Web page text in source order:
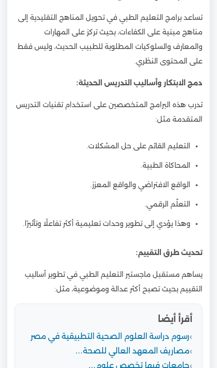
تساعد برامج التعليم الطبي في تحويل المناهج التقليدية إلى
مناهج مبنية على الكفاءات، بحيث تركز على المهارات
والمعارف والسلوكيات المطلوبة للطبيب الحديث، وليس فقط
على المحتوى النظري.
دمج الابتكار وأساليب التدريس الحديثة:
تدرب هذه البرامج المتخصصين على استخدام تقنيات التدريس
المتقدمة مثل:
التعليم القائم على حل المشكلات.
المحاكاة الطبية.
الواقع الافتراضي والواقع المعزز.
التعلّم الرقمي.
وهذا يؤدي إلى تطوير وحدات تعليمية أكثر تفاعلًا وتأثيرًا.
تحديث طرق التقييم:
يساهم مستقبل ماجستير التعليم الطبي في تطوير أساليب
التقييم بحيث تصبح أكثر عدالة وموضوعية، مثل:
أقرأ أيضا
رسوم دراسة العلوم الصحية التطبيقية في مصر
مصاريف المعهد العالي للصحة…
جامعات فيها تخصص علوم…